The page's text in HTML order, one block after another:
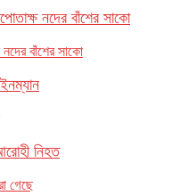
বাঁশের সাকো
গেছে